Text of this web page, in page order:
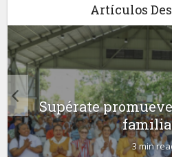
Artículos
Supérate
3 min